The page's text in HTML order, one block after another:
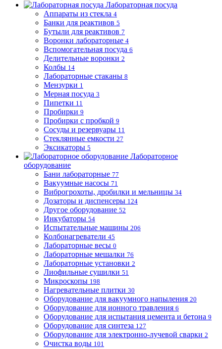
Лабораторная посуда
Аппараты из стекла 4
Банки для реактивов 5
Бутыли для реактивов 7
Воронки лабораторные 4
Вспомогательная посуда 6
Делительные воронки 2
Колбы 14
Лабораторные стаканы 8
Мензурки 1
Мерная посуда 3
Пипетки 11
Пробирки 9
Пробирки с пробкой 9
Сосуды и резервуары 11
Стеклянные емкости 27
Эксикаторы 5
Лабораторное
оборудование
Бани лабораторные 77
Вакуумные насосы 71
Виброгрохоты, дробилки и мельницы 34
Дозаторы и диспенсеры 124
Другое оборудование 52
Инкубаторы 54
Испытательные машины 206
Колбонагреватели 45
Лабораторные весы 0
Лабораторные мешалки 76
Лабораторные установки 2
Лиофильные сушилки 51
Микроскопы 198
Нагревательные плитки 30
Оборудование для вакуумного напыления 20
Оборудование для ионного травления 6
Оборудование для испытания цемента и бетона 9
Оборудование для синтеза 127
Оборудование для электронно-лучевой сварки 2
Очистка воды 101